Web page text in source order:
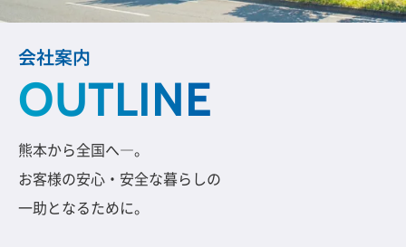
会社案内
OUTLINE
熊本から全国へ―。
お客様の安心・安全な暮らしの
一助となるために。